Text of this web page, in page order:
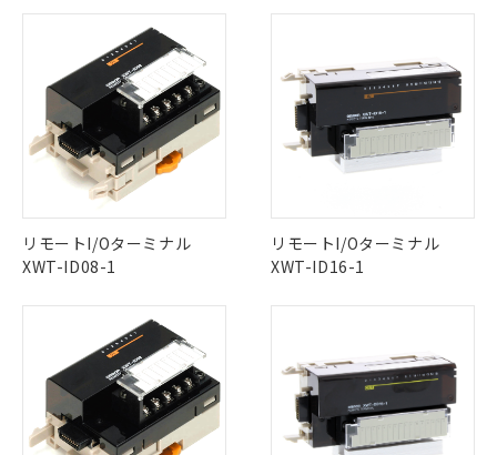
リモートI/Oターミナル
XWT-ID08-1
リモートI/Oターミナル
XWT-ID16-1
および当社の共同利用者が、当社の製
品・サービスに関するお客様との取
引・商談に必要な範囲で利用すること
をご了承ください。
※当社の共同利用者とは、
"個人情報
の共同利用に関して"
の「1.共同利
用者の範囲」に記載されている法人を
指します。
下記の非含有証明書をダウンロードするこ
とができます。
EU RoHS指令（10物質）の非含有証明書
51物質の非含有証明書（当社基準）
※本証明書は発行日時点で非含有を証明す
るもので、過去に遡って非含有を証明する
ものではありません。
また、RoHS指令のフタル酸エステル類４
物質の対応では、対応完了までの期間は出
荷製品に未対応品が混在することから備考
既に当社にて対応品への在庫切替を完了
していることから、特段のことがない限
り、2022年1月12日より割愛しておりま
す。
合意する